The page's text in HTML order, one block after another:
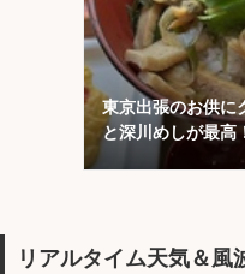
東京出張のお供に
と深川めしが最
リアルタイム天気＆風